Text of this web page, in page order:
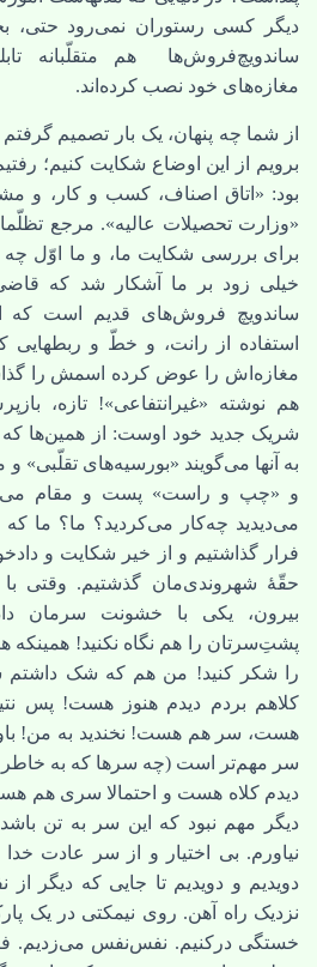
دیگر کسی رستوران نمی‌رود حتی،
ساندویچ‌فروش‌ها هم متقلّبانه
مغازه‌های خود نصب کرده‌اند.
از شما چه پنهان، یک بار تصمیم
برویم از این اوضاع شکایت کنیم؛
بود: «اتاق اصناف، کسب و کار، و
«وزارت تحصیلات عالیه». مرجع
برای بررسی شکایت ما، و ما اوّل چه
خیلی زود بر ما آشکار شد که
ساندویچ فروش‌های قدیم است که
استفاده از رانت، و خطّ و ربطهایی
مغازه‌اش را عوض کرده اسمش را
هم نوشته «غیرانتفاعی»! تازه،
شریک جدید خود اوست: از همین‌ها
به آنها می‌گویند «بورسیه‌های تقلّبی» و
و «چپ و راست» پست و مقام
می‌دیدید چه‌کار می‌کردید؟ ما؟ ما که
فرار گذاشتیم و از خیر شکایت و
حقّۀ شهروندی‌مان گذشتیم. وقتی
بیرون، یکی با خشونت سرمان
پشتِ‌سرتان را هم نگاه نکنید! همینکه
را شکر کنید! من هم که شک داشتم
کلاهم بردم دیدم هنوز هست! پس
هست، سر هم هست! نخندید به من! باور
سر مهم‌تر است (چه سرها که به خاطر
دیدم کلاه هست و احتمالا سری هم
دیگر مهم نبود که این سر به تن
نیاورم. بی اختیار و از سر عادت
دویدیم و دویدیم تا جایی که دیگر از
نزدیک راه آهن. روی نیمکتی در یک
خستگی درکنیم. نفس‌نفس می‌زدیم.